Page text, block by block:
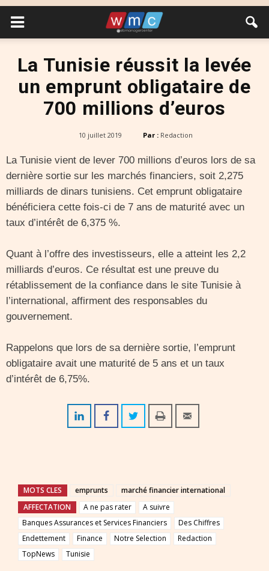
La Tunisie réussit la levée
un emprunt obligataire de
700 millions d’euros
10 juillet 2019 Par : Redaction
La Tunisie vient de lever 700 millions d’euros lors de sa
dernière sortie sur les marchés financiers, soit 2,275
milliards de dinars tunisiens. Cet emprunt obligataire
bénéficiera cette fois-ci de 7 ans de maturité avec un
taux d’intérêt de 6,375 %.
Quant à l’offre des investisseurs, elle a atteint les 2,2
milliards d’euros. Ce résultat est une preuve du
rétablissement de la confiance dans le site Tunisie à
l’international, affirment des responsables du
gouvernement.
Rappelons que lors de sa dernière sortie, l’emprunt
obligataire avait une maturité de 5 ans et un taux
d’intérêt de 6,75%.
MOTS CLES emprunts
marché financier international
AFFECTATION
A ne pas rater
A suivre
Banques Assurances et Services Financiers
Des Chiffres
Endettement
Finance Notre Selection
Redaction
TopNews
Tunisie